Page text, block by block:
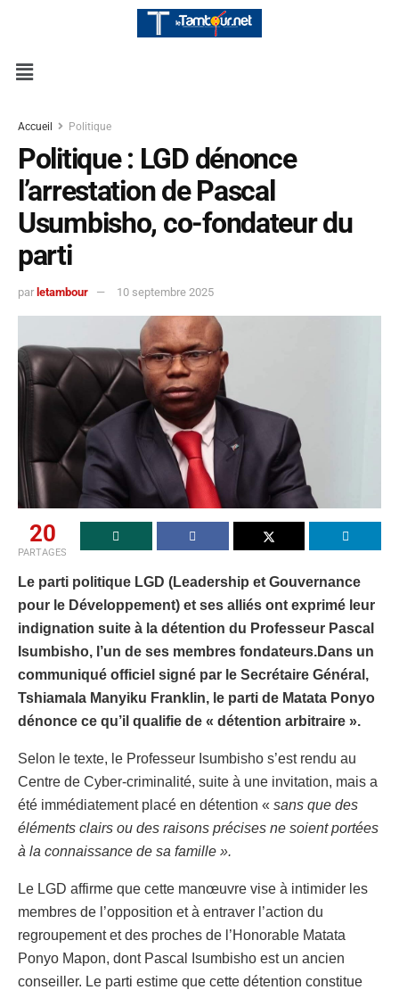
Accueil Politique
Politique : LGD dénonce
l’arrestation de Pascal
Usumbisho, co-fondateur du
parti
par letambour 10 septembre 2025
20
PARTAGES
Le parti politique LGD (Leadership et Gouvernance
pour le Développement) et ses alliés ont exprimé leur
indignation suite à la détention du Professeur Pascal
Isumbisho, l’un de ses membres fondateurs.​Dans un
communiqué officiel signé par le Secrétaire Général,
Tshiamala Manyiku Franklin, le parti de Matata Ponyo
dénonce ce qu’il qualifie de « détention arbitraire ».
Selon le texte, le Professeur Isumbisho s’est rendu au
Centre de Cyber-criminalité, suite à une invitation, mais a
été immédiatement placé en détention « sans que des
éléments clairs ou des raisons précises ne soient portées
à la connaissance de sa famille ».
​Le LGD affirme que cette manœuvre vise à intimider les
membres de l’opposition et à entraver l’action du
regroupement et des proches de l’Honorable Matata
Ponyo Mapon, dont Pascal Isumbisho est un ancien
conseiller. Le parti estime que cette détention constitue